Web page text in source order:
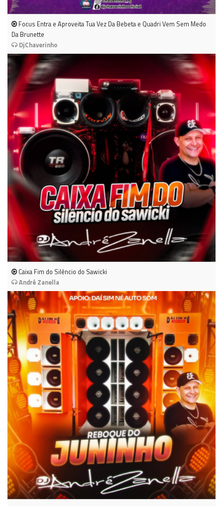
Focus Entra e Aproveita Tua Vez Da Bebeta e Quadri Vem Sem Medo
Da Brunette
DjChaverinho
Caixa Fim do Silêncio do Sawicki
André Zanella